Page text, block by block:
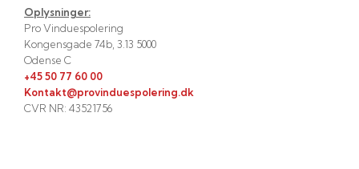
Oplysninger:
Pro Vinduespolering
Kongensgade 74b, 3.13 5000
Odense C
+45 50 77 60 00
Kontakt@provinduespolering.dk
CVR NR: 43521756​